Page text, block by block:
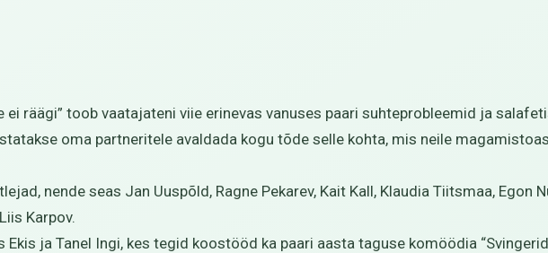
räägi” toob vaatajateni viie erinevas vanuses paari suhteprobleemid ja
oma partneritele avaldada kogu tõde selle kohta, mis neile
nende seas Jan Uuspõld, Ragne Pekarev, Kait Kall, Klaudia Tiitsmaa, Egon
Karpov.
ja Tanel Ingi, kes tegid koostööd ka paari aasta taguse komöödia